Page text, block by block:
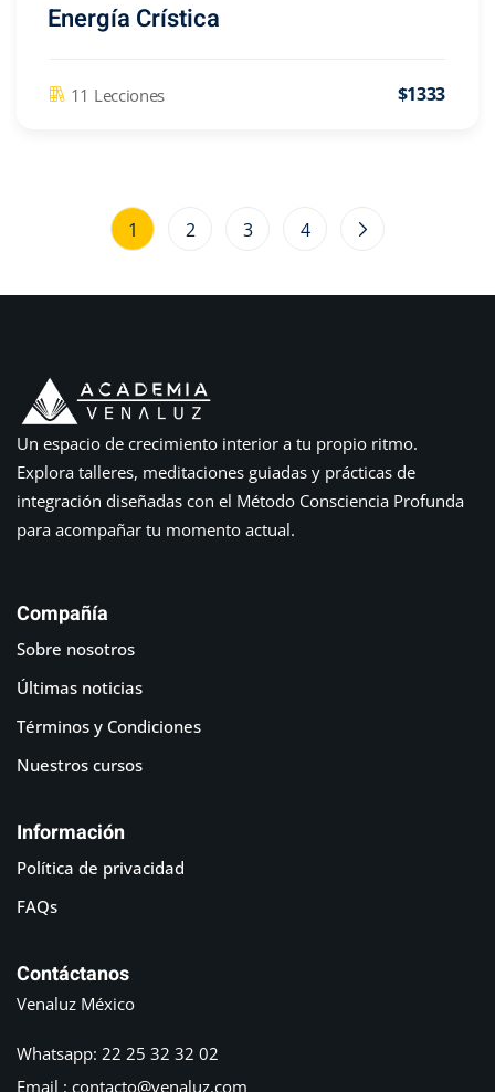
Energía Crística
11 Lecciones $1333
1 2 3 4
Un espacio de crecimiento interior a tu propio ritmo.
Explora talleres, meditaciones guiadas y prácticas de
integración diseñadas con el Método Consciencia Profunda
para acompañar tu momento actual.
Compañía
Sobre nosotros
Últimas noticias
Términos y Condiciones
Nuestros cursos
Información
Política de privacidad
FAQs
Contáctanos
Venaluz México
Whatsapp: 22 25 32 32 02
Email : contacto@venaluz.com